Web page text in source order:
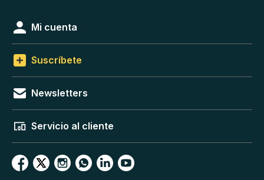
Mi cuenta
Suscríbete
Newsletters
Servicio al cliente